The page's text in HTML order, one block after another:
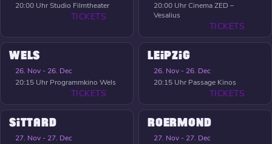
20:00 UhrStudio Filmtheater
TICKETS
20:00 UhrCinema ZED –
Vesalius
TICKETS
WELS
26. Nov - 26. Dec
20:15 Uhr Programmkino Wels
TICKETS
LEIPZIG
26. Nov - 26. Dec
20:15 Uhr Passage Kinos
TICKETS
SITTARD
27. Nov - 27. Dec
ROERMOND
27. Nov - 27. Dec